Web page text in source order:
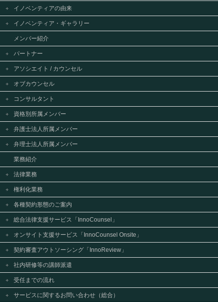
イノベンティアの由来
イノベンティア・ギャラリー
メンバー紹介
パートナー
アソシエイト / カウンセル
オブカウンセル
コンサルタント
資格別所属メンバー
弁護士法人所属メンバー
弁理士法人所属メンバー
業務紹介
法律業務
権利化業務
各種契約形態のご案内
総合法律支援サービス「InnoCounsel」
オンサイト支援サービス「InnoCounsel Onsite」
契約審査アウトソーシング「InnoReview」
社内研修等の講師派遣
受任までの流れ
サービスに関するお問い合わせ（総合）